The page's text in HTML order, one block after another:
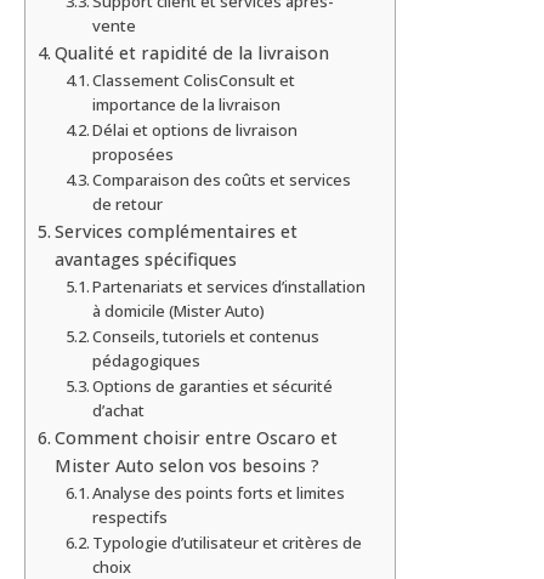
vente
Qualité et rapidité de la livraison
Classement ColisConsult et
importance de la livraison
Délai et options de livraison
proposées
Comparaison des coûts et services
de retour
Services complémentaires et
avantages spécifiques
Partenariats et services d’installation
à domicile (Mister Auto)
Conseils, tutoriels et contenus
pédagogiques
Options de garanties et sécurité
d’achat
Comment choisir entre Oscaro et
Mister Auto selon vos besoins ?
Analyse des points forts et limites
respectifs
Typologie d’utilisateur et critères de
choix